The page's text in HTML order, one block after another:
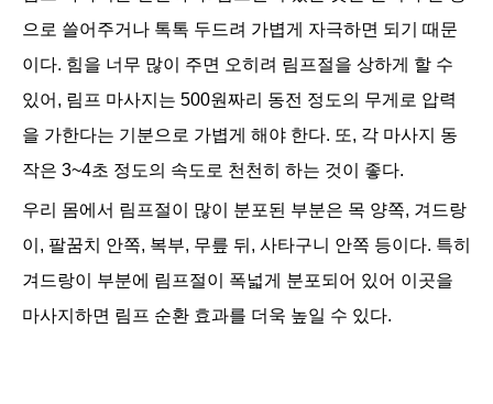
으로 쓸어주거나 톡톡 두드려 가볍게 자극하면 되기 때문
이다. 힘을 너무 많이 주면 오히려 림프절을 상하게 할 수
있어, 림프 마사지는 500원짜리 동전 정도의 무게로 압력
을 가한다는 기분으로 가볍게 해야 한다. 또, 각 마사지 동
작은 3~4초 정도의 속도로 천천히 하는 것이 좋다.
우리 몸에서 림프절이 많이 분포된 부분은 목 양쪽, 겨드랑
이, 팔꿈치 안쪽, 복부, 무릎 뒤, 사타구니 안쪽 등이다. 특히
겨드랑이 부분에 림프절이 폭넓게 분포되어 있어 이곳을
마사지하면 림프 순환 효과를 더욱 높일 수 있다.